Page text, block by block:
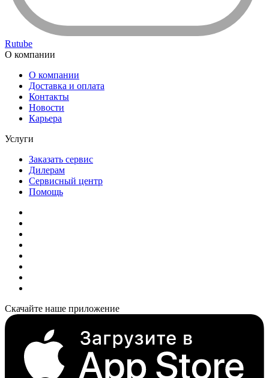
Rutube
О компании
О компании
Доставка и оплата
Контакты
Новости
Карьера
Услуги
Заказать сервис
Дилерам
Сервисный центр
Помощь
Скачайте наше приложение